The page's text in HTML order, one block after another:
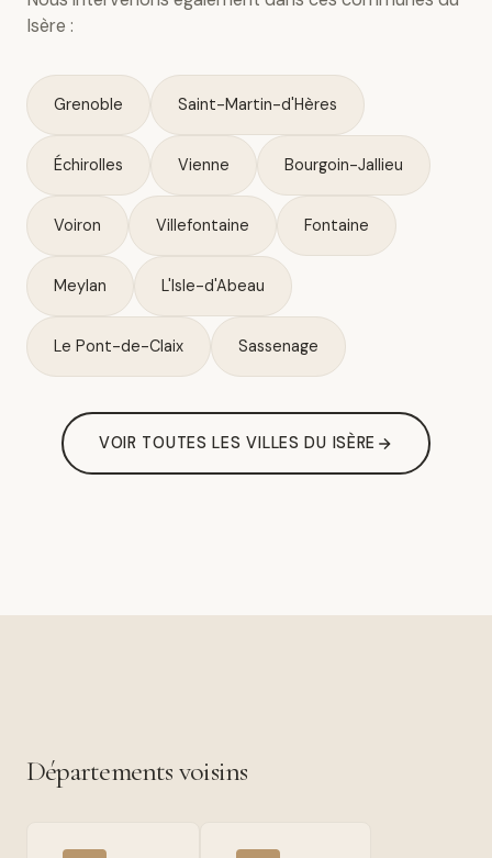
Isère :
Grenoble Saint-Martin-d'Hères
Échirolles Vienne Bourgoin-Jallieu
Voiron Villefontaine Fontaine
Meylan L'Isle-d'Abeau
Le Pont-de-Claix Sassenage
VOIR TOUTES LES VILLES DU ISÈRE
Départements voisins